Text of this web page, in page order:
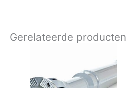
Gerelateerde producten